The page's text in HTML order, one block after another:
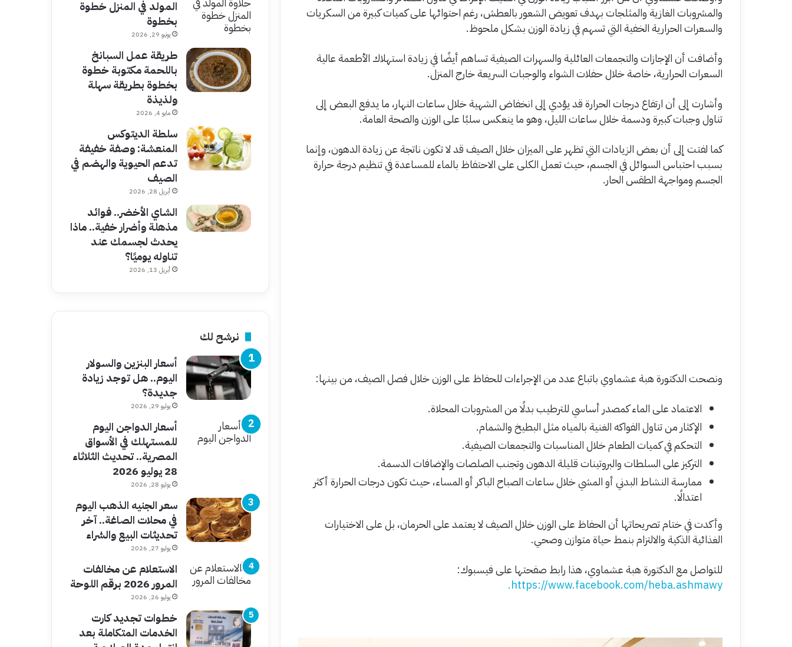
والمشروبات الغازية والمثلجات بهدف تعويض الشعور بالعطش، رغم احتوائها على كميات كبيرة من السكريات
والسعرات الحرارية الخفية التي تسهم في زيادة الوزن بشكل ملحوظ.
وأضافت أن الإجازات والتجمعات العائلية والسهرات الصيفية تساهم أيضًا في زيادة استهلاك الأطعمة عالية
السعرات الحرارية، خاصة خلال حفلات الشواء والوجبات السريعة خارج المنزل.
وأشارت إلى أن ارتفاع درجات الحرارة قد يؤدي إلى انخفاض الشهية خلال ساعات النهار، ما يدفع البعض إلى
تناول وجبات كبيرة ودسمة خلال ساعات الليل، وهو ما ينعكس سلبًا على الوزن والصحة العامة.
كما لفتت إلى أن بعض الزيادات التي تظهر على الميزان خلال الصيف قد لا تكون ناتجة عن زيادة الدهون، وإنما
بسبب احتباس السوائل في الجسم، حيث تعمل الكلى على الاحتفاظ بالماء للمساعدة في تنظيم درجة حرارة
الجسم ومواجهة الطقس الحار.
ونصحت الدكتورة هبة عشماوي باتباع عدد من الإجراءات للحفاظ على الوزن خلال فصل الصيف، من بينها:
الاعتماد على الماء كمصدر أساسي للترطيب بدلًا من المشروبات المحلاة.
الإكثار من تناول الفواكه الغنية بالمياه مثل البطيخ والشمام.
التحكم في كميات الطعام خلال المناسبات والتجمعات الصيفية.
التركيز على السلطات والبروتينات قليلة الدهون وتجنب الصلصات والإضافات الدسمة.
ممارسة النشاط البدني أو المشي خلال ساعات الصباح الباكر أو المساء، حيث تكون درجات الحرارة أكثر
اعتدالًا.
وأكدت في ختام تصريحاتها أن الحفاظ على الوزن خلال الصيف لا يعتمد على الحرمان، بل على الاختيارات
الغذائية الذكية والالتزام بنمط حياة متوازن وصحي.
للتواصل مع الدكتورة هبة عشماوي، هذا رابط صفحتها على فيسبوك:
https://www.facebook.com/heba.ashmawy.
المولد في المنزل خطوة
بخطوة
يونيو 29, 2026
طريقة عمل السبانخ
باللحمة مكتوبة خطوة
بخطوة بطريقة سهلة
ولذيذة
مايو 4, 2026
سلطة الديتوكس
المنعشة: وصفة خفيفة
تدعم الحيوية والهضم في
الصيف
أبريل 28, 2026
الشاي الأخضر.. فوائد
مذهلة وأضرار خفية.. ماذا
يحدث لجسمك عند
تناوله يوميًا؟
أبريل 13, 2026
نرشح لك
أسعار البنزين والسولار
اليوم.. هل توجد زيادة
جديدة؟
يوليو 29, 2026
أسعار الدواجن اليوم
للمستهلك في الأسواق
المصرية.. تحديث الثلاثاء
28 يوليو 2026
يوليو 28, 2026
سعر الجنيه الذهب اليوم
في محلات الصاغة.. آخر
تحديثات البيع والشراء
يوليو 27, 2026
الاستعلام عن مخالفات
المرور 2026 برقم اللوحة
يوليو 26, 2026
خطوات تجديد كارت
الخدمات المتكاملة بعد